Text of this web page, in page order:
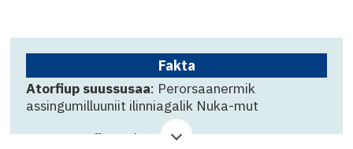
Fakta
Atorfiup suussusaa: Perorsaanermik
assingumilluuniit ilinniagalik Nuka-mut
Suliffeqarfik: Nuka